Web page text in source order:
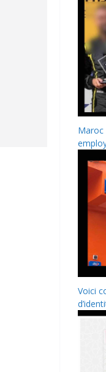
Maroc
Voici